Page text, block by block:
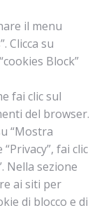
il menu
Clicca su
Block”
fai clic sul
del browser.
“Mostra
fai clic
Nella sezione
ai siti per
di blocco e di